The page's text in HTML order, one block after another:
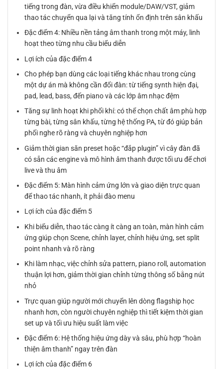
tiếng trong đàn, vừa điều khiển module/DAW/VST, giảm
thao tác chuyển qua lại và tăng tính ổn định trên sân khấu
Đặc điểm 4: Nhiều nền tảng âm thanh trong một máy, linh
hoạt theo từng nhu cầu biểu diễn
Lợi ích của đặc điểm 4
Cho phép bạn dùng các loại tiếng khác nhau trong cùng
một dự án mà không cần đổi đàn: từ tiếng synth hiện đại,
pad, lead, bass, đến piano và các lớp âm nhạc đệm
Tăng sự linh hoạt khi phối khí: có thể chọn chất âm phù hợp
từng bài, từng sân khấu, từng hệ thống PA, từ đó giúp bản
phối nghe rõ ràng và chuyên nghiệp hơn
Giảm thời gian săn preset hoặc “đắp plugin” vì cây đàn đã
có sẵn các engine và mô hình âm thanh được tối ưu để chơi
live và thu âm
Đặc điểm 5: Màn hình cảm ứng lớn và giao diện trực quan
để thao tác nhanh, ít phải đào menu
Lợi ích của đặc điểm 5
Khi biểu diễn, thao tác càng ít càng an toàn, màn hình cảm
ứng giúp chọn Scene, chỉnh layer, chỉnh hiệu ứng, set split
point nhanh và rõ ràng
Khi làm nhạc, việc chỉnh sửa pattern, piano roll, automation
thuận lợi hơn, giảm thời gian chỉnh từng thông số bằng nút
nhỏ
Trực quan giúp người mới chuyển lên dòng flagship học
nhanh hơn, còn người chuyên nghiệp thì tiết kiệm thời gian
set up và tối ưu hiệu suất làm việc
Đặc điểm 6: Hệ thống hiệu ứng dày và sâu, phù hợp “hoàn
thiện âm thanh” ngay trên đàn
Lợi ích của đặc điểm 6